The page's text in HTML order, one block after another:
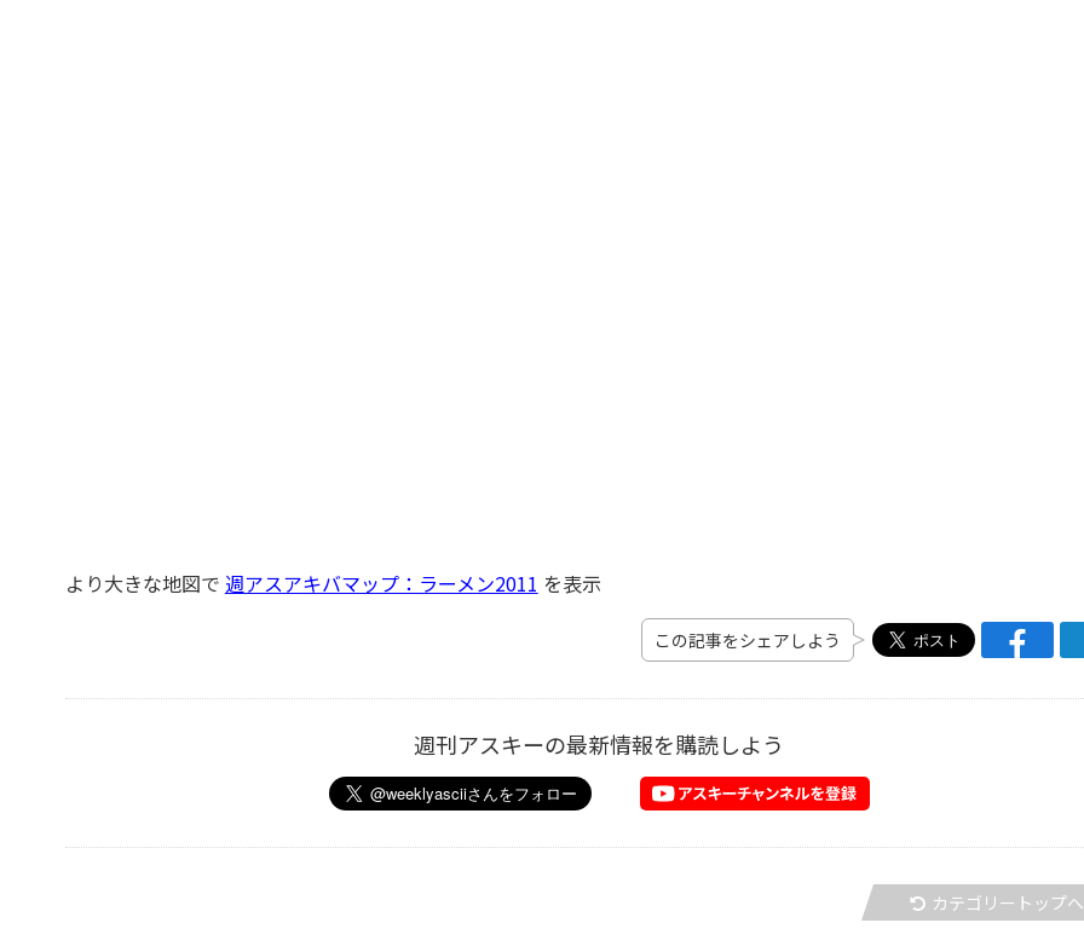
より大きな地図で 週アスアキ­バマップ：­ラーメン2011 を表示
この記事をシェアしよう
週刊アスキーの最新情報を購読しよう
カテゴリートップへ